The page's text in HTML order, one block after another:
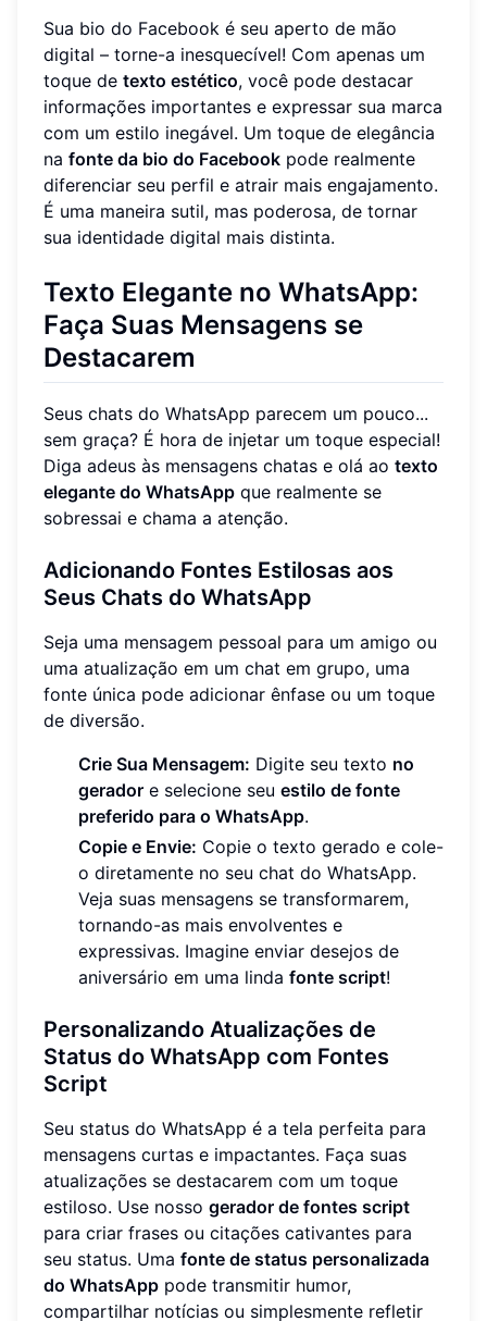
Sua bio do Facebook é seu aperto de mão
digital – torne-a inesquecível! Com apenas um
toque de texto estético, você pode destacar
informações importantes e expressar sua marca
com um estilo inegável. Um toque de elegância
na fonte da bio do Facebook pode realmente
diferenciar seu perfil e atrair mais engajamento.
É uma maneira sutil, mas poderosa, de tornar
sua identidade digital mais distinta.
Texto Elegante no WhatsApp:
Faça Suas Mensagens se
Destacarem
Seus chats do WhatsApp parecem um pouco...
sem graça? É hora de injetar um toque especial!
Diga adeus às mensagens chatas e olá ao texto
elegante do WhatsApp que realmente se
sobressai e chama a atenção.
Adicionando Fontes Estilosas aos
Seus Chats do WhatsApp
Seja uma mensagem pessoal para um amigo ou
uma atualização em um chat em grupo, uma
fonte única pode adicionar ênfase ou um toque
de diversão.
Crie Sua Mensagem: Digite seu texto no
gerador e selecione seu estilo de fonte
preferido para o WhatsApp.
Copie e Envie: Copie o texto gerado e cole-
o diretamente no seu chat do WhatsApp.
Veja suas mensagens se transformarem,
tornando-as mais envolventes e
expressivas. Imagine enviar desejos de
aniversário em uma linda fonte script!
Personalizando Atualizações de
Status do WhatsApp com Fontes
Script
Seu status do WhatsApp é a tela perfeita para
mensagens curtas e impactantes. Faça suas
atualizações se destacarem com um toque
estiloso. Use nosso gerador de fontes script
para criar frases ou citações cativantes para
seu status. Uma fonte de status personalizada
do WhatsApp pode transmitir humor,
compartilhar notícias ou simplesmente refletir